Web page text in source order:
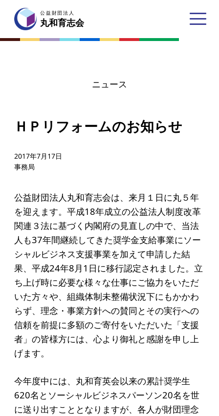
公益財団法人
丸和育志会
丸和育志会とは
理事長あいさつ
丸和育志会の目指す未来
起業家のみなさんへ
起業を考えている
みなさんへ
応援したいみなさんへ
財団概要
理念
沿革
組織
年間スケジュール
定款
公益財団法人
丸和育志会
ニュース
ＨＰリフォームのお知らせ
2017年7月17日
事務局
公益財団法人丸和育志会は、来月１日に丸５年
を迎えます。平成18年成立の公益法人制度改革
関連３法に基づく内閣府の見直しの中で、当法
人も37年間継続してきた奨学金支給事業にソー
シャルビジネス支援事業を加えて申請した結
果、平成24年8月1日に移行認定されました。立
ち上げ時に必要な様々な仕事にご協力をいただ
いた方々や、組織体制未整備状況下にもかかわ
らず、理念・事業方針への賛同とその実行への
信頼を前提に多額のご寄付をいただいた「支援
者」の皆様方には、心より御礼と感謝を申し上
げます。
今年度中には、丸和育英会以来の累計奨学生
620名とソーシャルビジネスパーソン20名を世
に送り出すこととなりますが、各人が財団理念